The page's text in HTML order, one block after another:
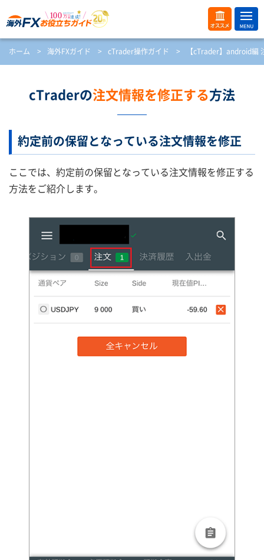
オス
スメ
ME
NU
開
ホーム > 海外FXガイド > cTrader操作ガイド > 【cTrader】android編
cTraderの注文情報を修正する方法
約定前の保留となっている注文情報を修正
ここでは、約定前の保留となっている注文情報を修正する
方法をご紹介します。